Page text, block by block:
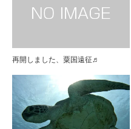
再開しました、粟国遠征♬